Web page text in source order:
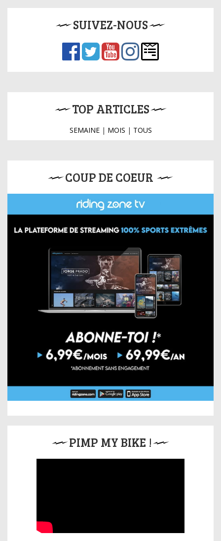
SUIVEZ-NOUS
TOP ARTICLES
SEMAINE| MOIS | TOUS
COUP DE COEUR
PIMP MY BIKE !